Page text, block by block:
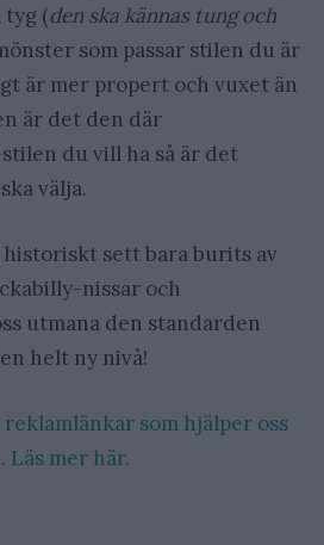
tyg (den ska kännas tung och
som passar stilen du är
är mer propert och vuxet än
är det den där
du vill ha så är det
välja.
sett bara burits av
nissar och
utmana den standarden
helt ny nivå!
som hjälper oss
Läs mer här.